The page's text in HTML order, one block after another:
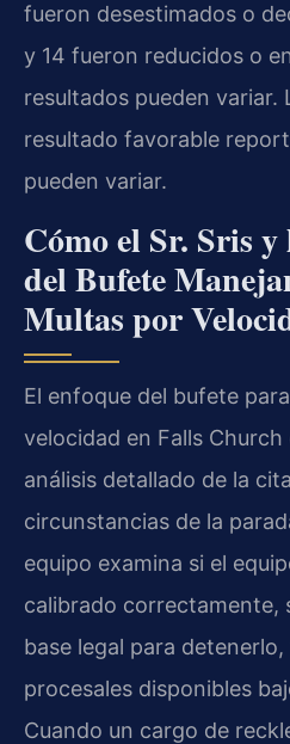
fueron desestimados o
y 14 fueron reducidos o
resultados pueden variar.
resultado favorable
pueden variar.
Cómo el Sr. Sris
del Bufete
Multas por
El enfoque del bufete
velocidad en Falls
análisis detallado de la
circunstancias de la
equipo examina si el
calibrado correctamente,
base legal para
procesales disponibles
Cuando un cargo de